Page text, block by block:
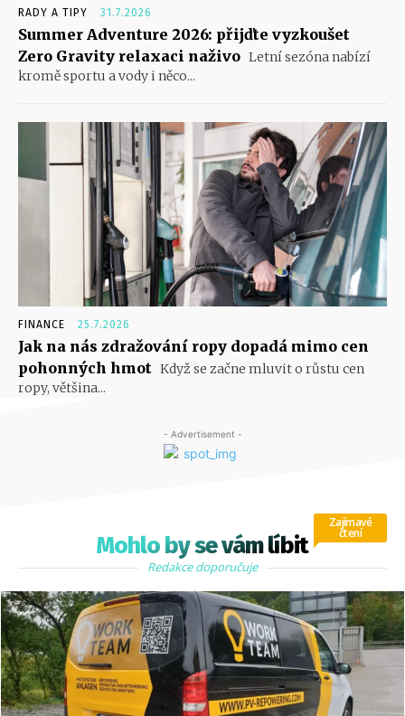
RADY A TIPY 31.7.2026
Summer Adventure 2026: přijďte vyzkoušet
Zero Gravity relaxaci naživo Letní sezóna nabízí
kromě sportu a vody i něco...
FINANCE 25.7.2026
Jak na nás zdražování ropy dopadá mimo cen
pohonných hmot Když se začne mluvit o růstu cen
ropy, většina...
- Advertisement -
Mohlo by se vám líbit
Zajímavé
čtení
Redakce doporučuje